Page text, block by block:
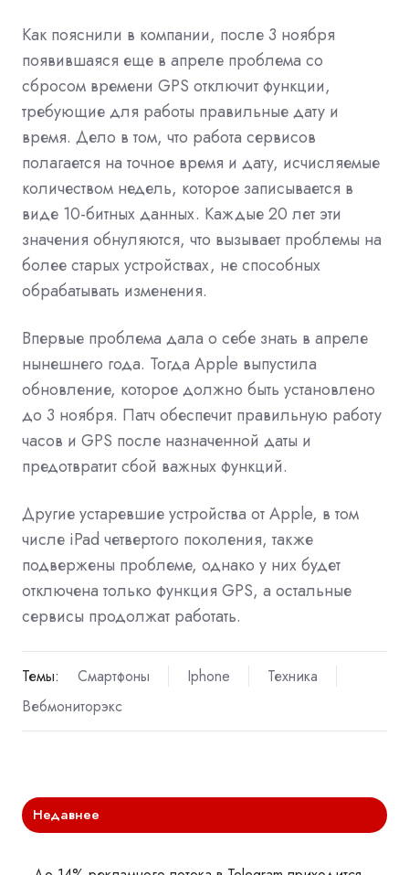
Как пояснили в компании, после 3 ноября
появившаяся еще в апреле проблема со
сбросом времени GPS отключит функции,
требующие для работы правильные дату и
время. Дело в том, что работа сервисов
полагается на точное время и дату, исчисляемые
количеством недель, которое записывается в
виде 10-битных данных. Каждые 20 лет эти
значения обнуляются, что вызывает проблемы на
более старых устройствах, не способных
обрабатывать изменения.
Впервые проблема дала о себе знать в апреле
нынешнего года. Тогда Apple выпустила
обновление, которое должно быть установлено
до 3 ноября. Патч обеспечит правильную работу
часов и GPS после назначенной даты и
предотвратит сбой важных функций.
Другие устаревшие устройства от Apple, в том
числе iPad четвертого поколения, также
подвержены проблеме, однако у них будет
отключена только функция GPS, а остальные
сервисы продолжат работать.
Темы: Смартфоны Iphone
Техника
Вебмониторэкс
Недавнее